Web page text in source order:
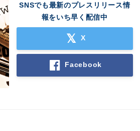
SNSでも最新のプレスリリース情
報をいち早く配信中
X
Facebook